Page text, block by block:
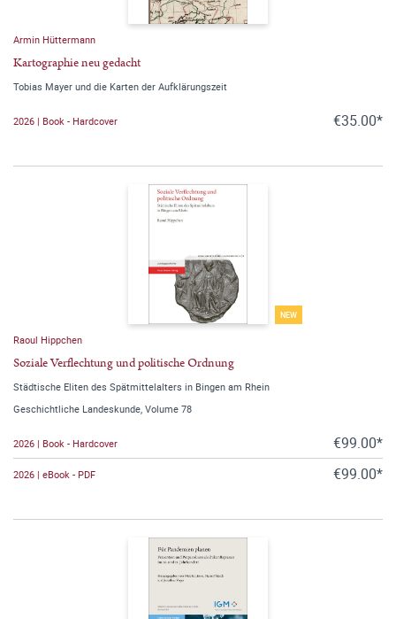
Armin Hüttermann
Kartographie neu gedacht
Tobias Mayer und die Karten der Aufklärungszeit
2026 | Book - Hardcover €35.00*
NEW
Raoul Hippchen
Soziale Verflechtung und politische Ordnung
Städtische Eliten des Spätmittelalters in Bingen am Rhein
Geschichtliche Landeskunde, Volume 78
2026 | Book - Hardcover €99.00*
2026 | eBook - PDF €99.00*